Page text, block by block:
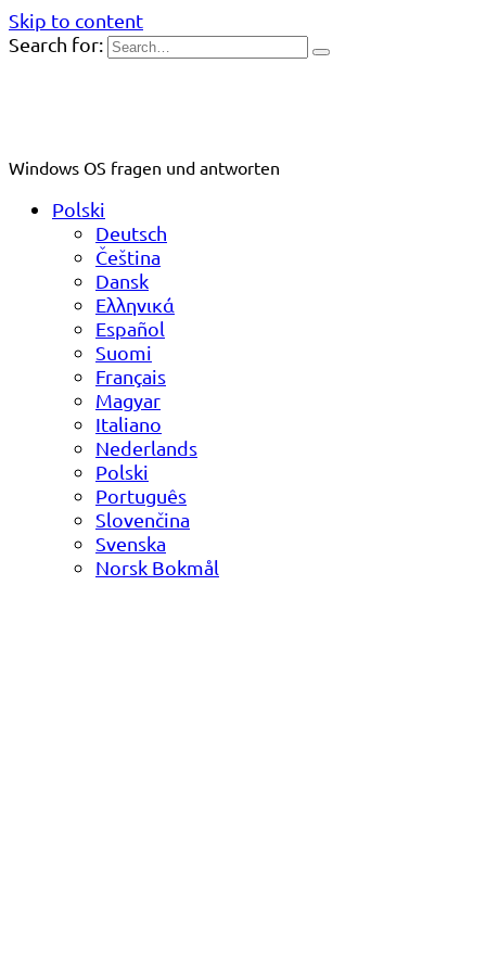
Skip to content
Search for:
Windows OS fragen und antworten
Polski
Deutsch
Čeština
Dansk
Ελληνικά
Español
Suomi
Français
Magyar
Italiano
Nederlands
Polski
Português
Slovenčina
Svenska
Norsk Bokmål